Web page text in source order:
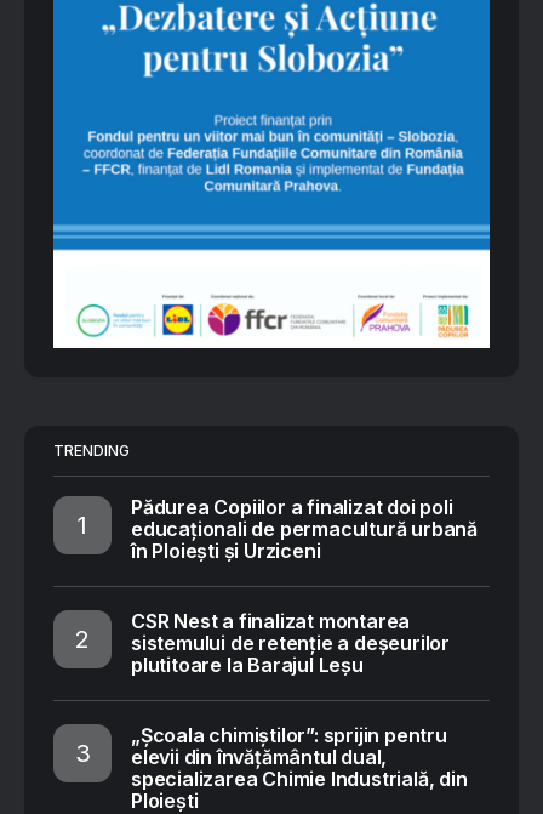
TRENDING
Pădurea Copiilor a finalizat doi poli
educaționali de permacultură urbană
în Ploiești și Urziceni
CSR Nest a finalizat montarea
sistemului de retenție a deșeurilor
plutitoare la Barajul Leșu
„Școala chimiștilor”: sprijin pentru
elevii din învățământul dual,
specializarea Chimie Industrială, din
Ploiești